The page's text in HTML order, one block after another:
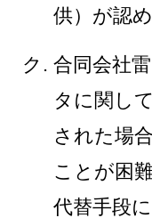
供）が認
合同会社
タに関し
された場
ことが困
代替手段